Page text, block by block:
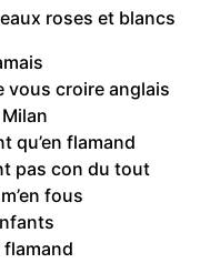
roses et blancs
vous croire anglais
qu’en flamand
pas con du tout
fous